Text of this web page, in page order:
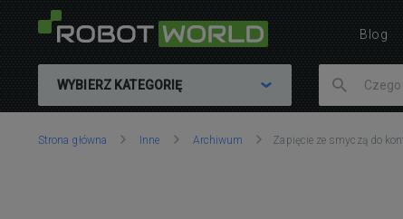
WYBIERZ KATEGORIĘ
Znajdujesz
Strona główna Inne Archiwum Zapięcie ze smyczą do
Blog